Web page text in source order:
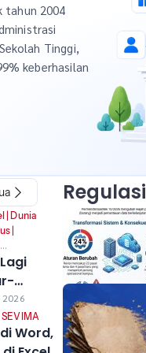
tahun 2004
Tinggi,
keberhasilan
|Dunia
|
|
story
2026
SEVIMA
di Word,
Regulasi